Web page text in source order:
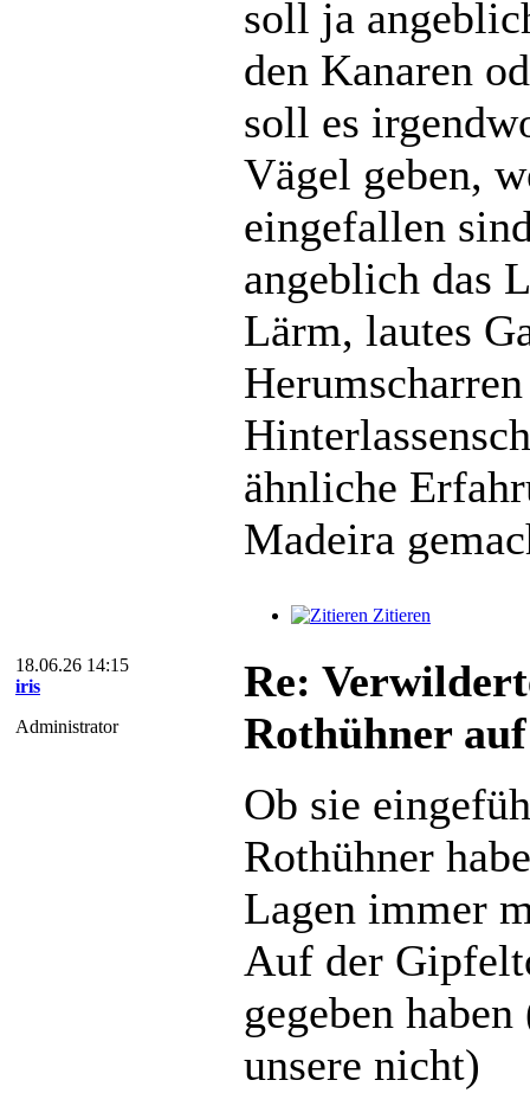
soll ja
den Kanaren
soll es
Vägel geben,
eingefallen
angeblich das
Lärm, lautes
ähnliche
Madeira
Zitieren
18.06.26 14:15
iris
Administrator
Re:
Rothühner
Ob sie
Rothühner
Lagen immer
Auf der
gegeben
unsere nicht)